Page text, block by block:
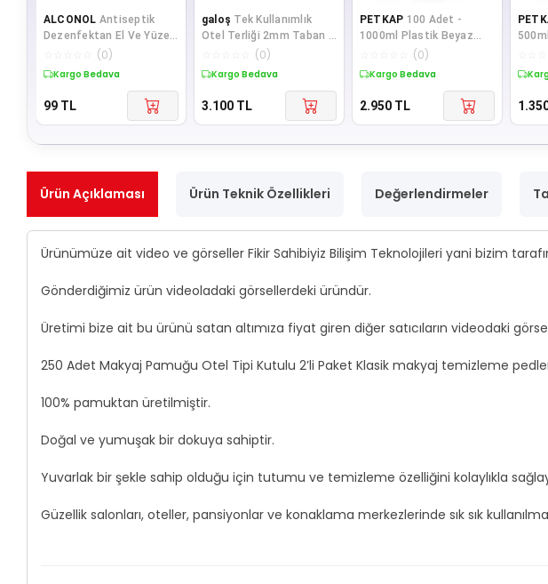
ALCONOL Antiseptik
Dezenfektan El Ve Yüzey
Dezenfektanı 100 ml 5'li
(0)
Kargo Bedava
99 TL
galoş Tek Kullanımlık
Otel Terliği 2mm Taban -
(0)
Kargo Bedava
3.100 TL
PETKAP 100 Adet -
1000ml Plastik Beyaz
Konik Sprey Şişe - Beyaz
Başlık
(0)
Kargo Bedava
2.950 TL
Başlık
Ürün Açıklaması Ürün Teknik Özellikleri Değerlendirmeler
Ürünümüze ait video ve görseller Fikir Sahibiyiz Bilişim Teknolojileri yani bizim
Gönderdiğimiz ürün videoladaki görsellerdeki üründür.
Üretimi bize ait bu ürünü satan altımıza fiyat giren diğer satıcıların videodaki
250 Adet Makyaj Pamuğu Otel Tipi Kutulu 2’li Paket Klasik makyaj temizleme
100% pamuktan üretilmiştir.
Doğal ve yumuşak bir dokuya sahiptir.
Yuvarlak bir şekle sahip olduğu için tutumu ve temizleme özelliğini kolaylıkla
Güzellik salonları, oteller, pansiyonlar ve konaklama merkezlerinde sık sık